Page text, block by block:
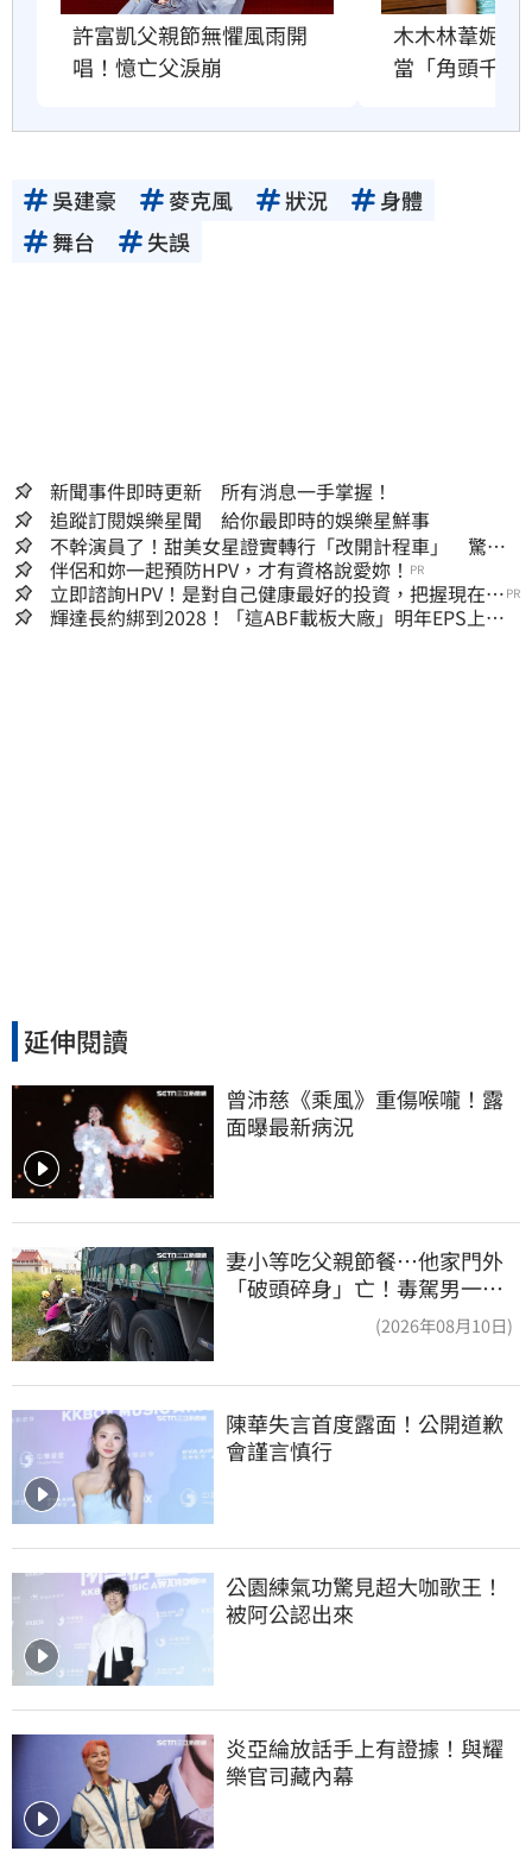
許富凱父親節無懼風雨開
唱！憶亡父淚崩
木木林葦妮26
當「角頭千金
吳建豪 麥克風 狀況
身體
舞台
失誤
新聞事件即時更新 所有消息一手掌握！
追蹤訂閱娛樂星聞 給你最即時的娛樂星鮮事
不幹演員了！甜美女星證實轉行「改開計程車」 驚人
收入全說了
伴侶和妳一起預防HPV，才有資格說愛妳！ PR
立即諮詢HPV！是對自己健康最好的投資，把握現在不
嫌晚！
PR
輝達長約綁到2028！「這ABF載板大廠」明年EPS上看
延伸閱讀
曾沛慈《乘風》重傷喉嚨！露
面曝最新病況
妻小等吃父親節餐⋯他家門外
「破頭碎身」亡！毒駕男一路
(2026年08月10日)
陳華失言首度露面！公開道歉
會謹言慎行
公園練氣功驚見超大咖歌王！
被阿公認出來
炎亞綸放話手上有證據！與耀
樂官司藏內幕